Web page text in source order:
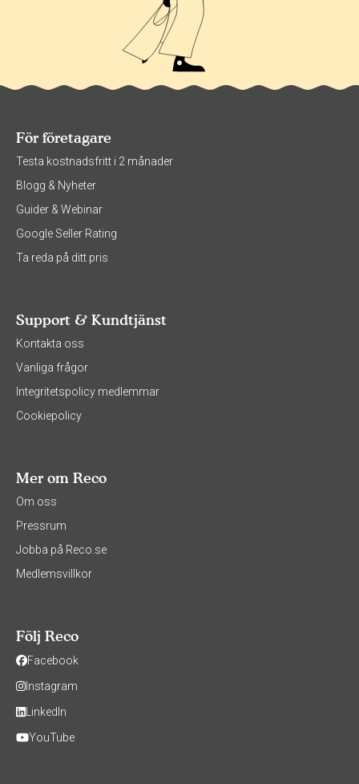
För företagare
Testa kostnadsfritt i 2 månader
Blogg & Nyheter
Guider & Webinar
Google Seller Rating
Ta reda på ditt pris
Support & Kundtjänst
Kontakta oss
Vanliga frågor
Integritetspolicy medlemmar
Cookiepolicy
Mer om Reco
Om oss
Pressrum
Jobba på Reco.se
Medlemsvillkor
Följ Reco
Facebook
Instagram
LinkedIn
YouTube